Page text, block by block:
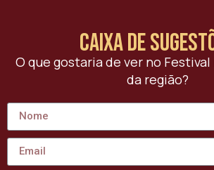
caixa de
O que gostaria de ver no
da região?